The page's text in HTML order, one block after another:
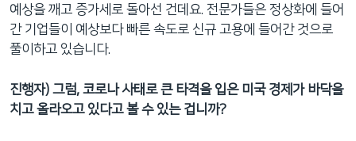
예상을 깨고 증가세로 돌아선 건데요. 전문가들은 정상화에 들어
간 기업들이 예상보다 빠른 속도로 신규 고용에 들어간 것으로
풀이하고 있습니다.
진행자) 그럼, 코로나 사태로 큰 타격을 입은 미국 경제가 바닥을
치고 올라오고 있다고 볼 수 있는 겁니까?